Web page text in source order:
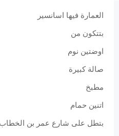
العمارة فيها اسانسير
بتتكون من
اوضتين نوم
صالة كبيرة
مطبخ
اتنين حمام
بتطل على شارع عمر بن الخطاب